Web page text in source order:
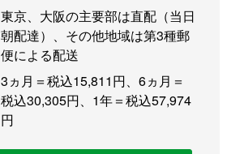
東京、大阪の主要部は直配（当日
朝配達）、その他地域は第3種郵
便による配送
3ヵ月＝税込15,811円、6ヵ月＝
税込30,305円、1年＝税込57,974
円